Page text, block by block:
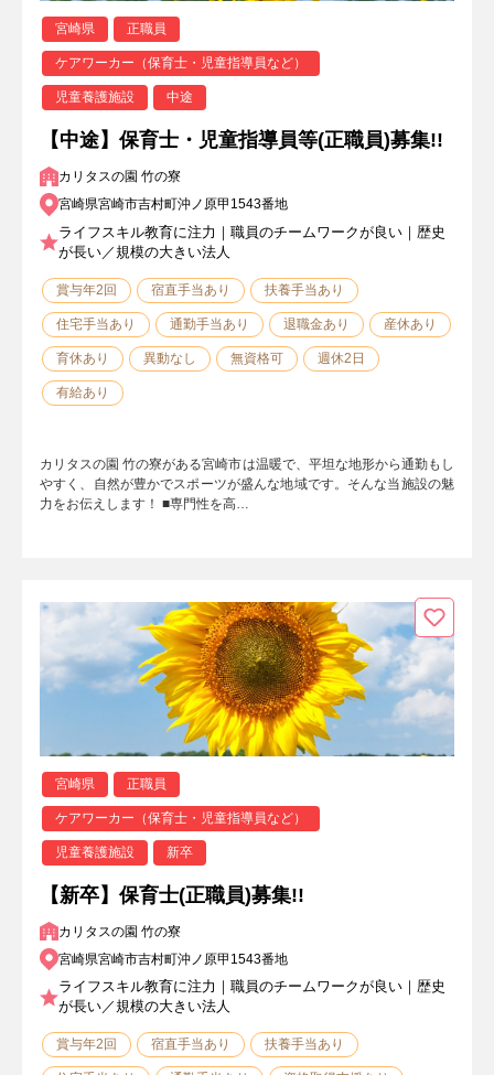
宮崎県 正職員
ケアワーカー（保育士・児童指導員など）
児童養護施設 中途
【中途】保育士・児童指導員等(正職員)募集!!
カリタスの園 竹の寮
宮崎県宮崎市吉村町沖ノ原甲1543番地
ライフスキル教育に注力｜職員のチームワークが良い｜歴史
が長い／規模の大きい法人
賞与年2回 宿直手当あり 扶養手当あり
住宅手当あり 通勤手当あり 退職金あり 産休あり
育休あり 異動なし 無資格可 週休2日
有給あり
カリタスの園 竹の寮がある宮崎市は温暖で、平坦な地形から通勤もし
やすく、自然が豊かでスポーツが盛んな地域です。そんな当施設の魅
力をお伝えします！ ■専門性を高…
宮崎県 正職員
ケアワーカー（保育士・児童指導員など）
児童養護施設 新卒
【新卒】保育士(正職員)募集!!
カリタスの園 竹の寮
宮崎県宮崎市吉村町沖ノ原甲1543番地
ライフスキル教育に注力｜職員のチームワークが良い｜歴史
が長い／規模の大きい法人
賞与年2回 宿直手当あり 扶養手当あり